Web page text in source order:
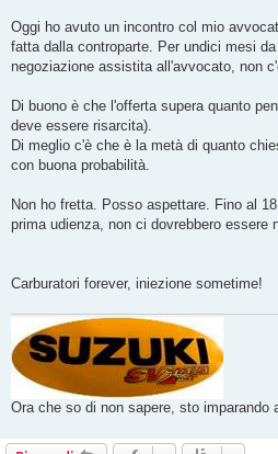
Oggi ho avuto un incontro col mio
fatta dalla controparte. Per undici mesi
negoziazione assistita all'avvocato, non
Di buono è che l'offerta supera quanto
deve essere risarcita).
Di meglio c'è che è la metà di quanto
con buona probabilità.
Non ho fretta. Posso aspettare. Fino al
prima udienza, non ci dovrebbero essere
Carburatori forever, iniezione sometime!
Ora che so di non sapere, sto imparando